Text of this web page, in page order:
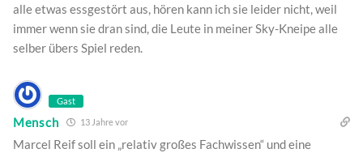
alle etwas essgestört aus, hören kann ich sie leider nicht, weil
immer wenn sie dran sind, die Leute in meiner Sky-Kneipe alle
selber übers Spiel reden.
Gast
Mensch 13 Jahre vor
Marcel Reif soll ein „relativ großes Fachwissen“ und eine